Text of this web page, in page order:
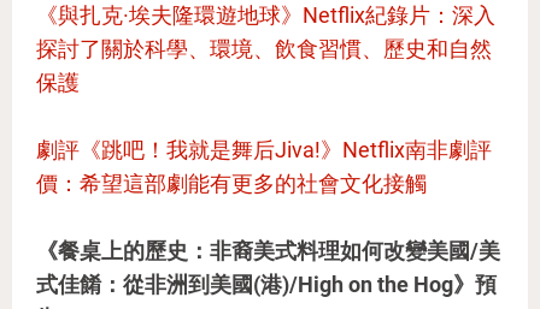
《與扎克·埃夫隆環遊地球》Netflix紀錄片：深入
探討了關於科學、環境、飲食習慣、歷史和自然
保護
劇評《跳吧！我就是舞后Jiva!》Netflix南非劇評
價：希望這部劇能有更多的社會文化接觸
《餐桌上的歷史：非裔美式料理如何改變美國/美
式佳餚：從非洲到美國(港)/High on the Hog》預